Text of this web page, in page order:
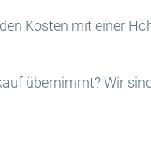
Kosten mit einer
übernimmt? Wir sind